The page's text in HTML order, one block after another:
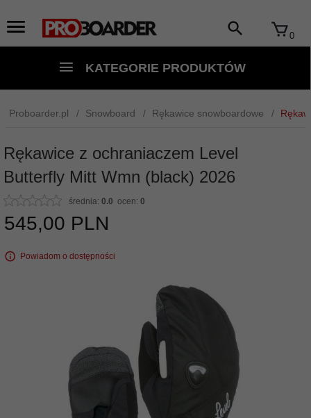
0
KATEGORIE PRODUKTÓW
Proboarder.pl Snowboard Rękawice snowboardowe
Rękawice z ochraniaczem Level
Butterfly Mitt Wmn (black) 2026
średnia: 0.0 ocen: 0
545,00 PLN
Powiadom o dostępności